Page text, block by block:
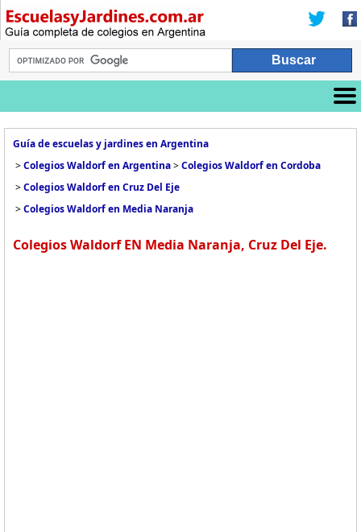
Guía de escuelas y jardines en Argentina
>Colegios Waldorf en Argentina>Colegios Waldorf en Cordoba
>Colegios Waldorf en Cruz Del Eje
>Colegios Waldorf en Media Naranja
Colegios Waldorf EN Media Naranja, Cruz Del Eje.